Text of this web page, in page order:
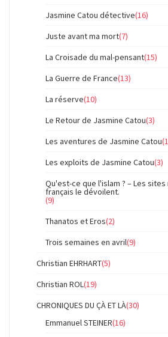
Jasmine Catou détective(16)
Juste avant ma mort(7)
La Croisade du mal-pensant(15)
La Guerre de France(13)
La réserve(10)
Le Retour de Jasmine Catou(3)
Les aventures de Jasmine Catou
Les exploits de Jasmine Catou(3)
Qu'est-ce que l'islam ? – Les sites
français le dévoilent.
(9)
Thanatos et Eros(2)
Trois semaines en avril(9)
Christian EHRHART(5)
Christian ROL (19)
CHRONIQUES DU ÇÀ ET LÀ(30)
Emmanuel STEINER(16)